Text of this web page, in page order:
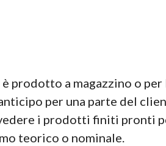
prodotto a magazzino o per
per una parte del
i prodotti finiti pronti
teorico o nominale.